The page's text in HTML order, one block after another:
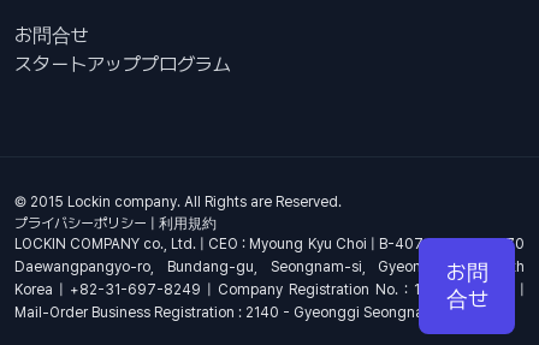
お問合せ
スタートアッププログラム
© 2015 Lockin company. All Rights are Reserved.
プライバシーポリシー
利用規約
LOCKIN COMPANY co., Ltd. | CEO : Myoung Kyu Choi | B-407, 4th Floor, 670
Daewangpangyo-ro, Bundang-gu, Seongnam-si, Gyeonggi-do, South
Korea | +82-31-697-8249 | Company Registration No. : 144-81-17703 |
Mail-Order Business Registration : 2140 - Gyeonggi Seongnam - 1278
お問
合せ